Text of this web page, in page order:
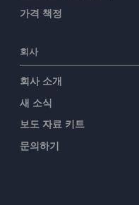
가격 책정
회사
회사 소개
새 소식
보도 자료 키트
문의하기